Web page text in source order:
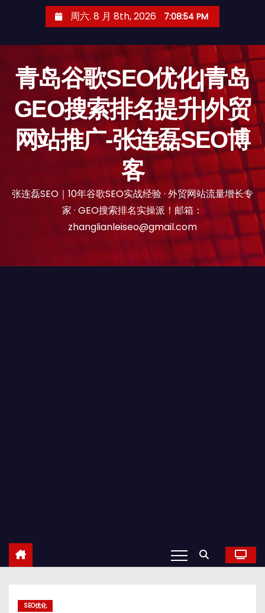
周六. 8 月 8th, 2026 7:08:55 PM
青岛谷歌SEO优化|青岛
GEO搜索排名提升|外贸
网站推广-张连磊SEO博
客
张连磊SEO｜10年谷歌SEO实战经验 · 外贸网站流量增长专
家 · GEO搜索排名实操派！邮箱：
zhanglianleiseo@gmail.com
SEO优化